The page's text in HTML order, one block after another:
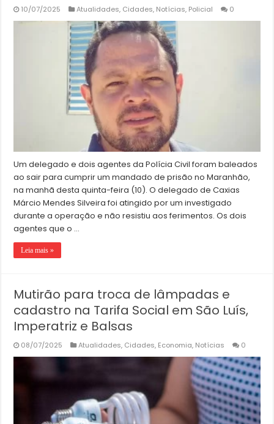
10/07/2025 Atualidades, Cidades, Notícias, Policial 0
Um delegado e dois agentes da Polícia Civil foram baleados
ao sair para cumprir um mandado de prisão no Maranhão,
na manhã desta quinta-feira (10). O delegado de Caxias
Márcio Mendes Silveira foi atingido por um investigado
durante a operação e não resistiu aos ferimentos. Os dois
agentes que o …
Leia mais »
Mutirão para troca de lâmpadas e
cadastro na Tarifa Social em São Luís,
Imperatriz e Balsas
08/07/2025 Atualidades, Cidades, Economia, Notícias 0